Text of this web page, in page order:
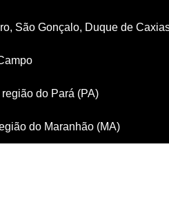
São Gonçalo, Duque de
do Pará (PA)
do Maranhão (MA)